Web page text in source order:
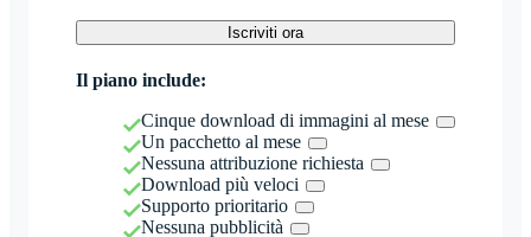
Iscriviti ora
Il piano include:
Cinque download di immagini al mese
Un pacchetto al mese
Nessuna attribuzione richiesta
Download più veloci
Supporto prioritario
Nessuna pubblicità